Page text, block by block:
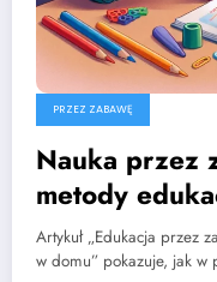
PRZEZ ZABAWĘ
Nauka przez
metody
Artykuł „Edukacja przez
w domu” pokazuje, jak w